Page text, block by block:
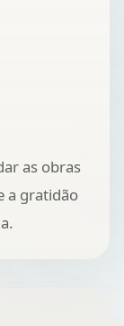
as obras
a gratidão